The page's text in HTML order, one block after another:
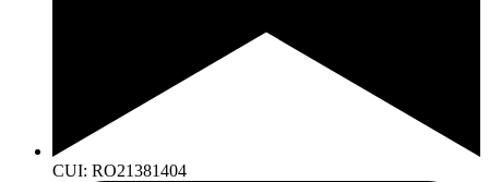
CUI: RO21381404